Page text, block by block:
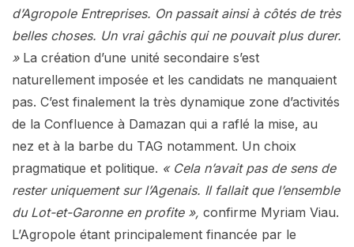
d’Agropole Entreprises. On passait ainsi à côtés de très
belles choses. Un vrai gâchis qui ne pouvait plus durer.
»La création d’une unité secondaire s’est
naturellement imposée et les candidats ne manquaient
pas. C’est finalement la très dynamique zone d’activités
de la Confluence à Damazan qui a raflé la mise, au
nez et à la barbe du TAG notamment. Un choix
pragmatique et politique. « Cela n’avait pas de sens de
rester uniquement sur l’Agenais. Il fallait que l’ensemble
du Lot-et-Garonne en profite », confirme Myriam Viau.
L’Agropole étant principalement financée par le